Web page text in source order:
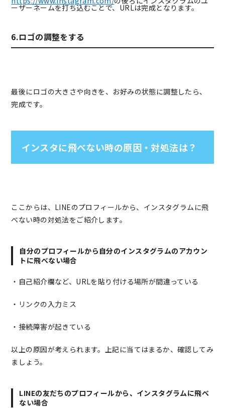
ーザーネームを打ち込むことで、URLは完成となります。
6.ロゴの調整をする
最後にロゴの大きさや向きを、お好みの状態に調整したら、
完成です。
インスタに飛べない時の原因・対処法は？
ここからは、LINEのプロフィールから、インスタグラムに飛
べない時の対処法をご紹介します。
自分のプロフィールから自分のインスタグラムのアカウン
トに飛べない場合
・自己紹介欄など、URLを貼り付ける場所が間違っている
・リンクの入力ミス
・接続障害が起きている
以上の原因が考えられます。上記に当てはまるか、確認してみ
ましょう。
LINEの友だちのプロフィールから、インスタグラムに飛べ
ない場合